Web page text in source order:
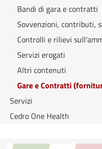
Bandi di gara e contratti
Sovvenzioni, contributi,
Controlli e rilievi
Servizi erogati
Altri contenuti
Gare e Contratti
Servizi
Cedro One Health